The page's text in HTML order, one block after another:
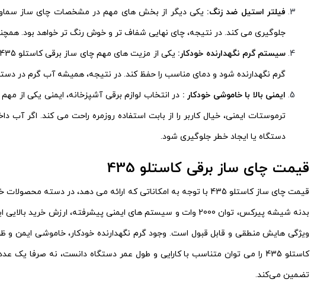
فیلتر استیل ضد زنگ:
جلوگیری می کند. در نتیجه، چای نهایی شفاف تر و خوش رنگ تر خواهد بود.
سیستم گرم نگهدارنده خودکار:
گرم نگهدارنده شود و دمای مناسب را حفظ کند. در نتیجه، همیشه آب گرم در
ایمنی بالا با خاموشی خودکار :
ترموستات ایمنی، خیال کاربر را از بابت استفاده روزمره راحت می کند.
دستگاه یا ایجاد خطر جلوگیری شود.
قیمت چای ساز برقی کاستلو 435
قیمت چای ساز کاستلو 435 با توجه به امکاناتی که ارائه می
ویژگی هایش منطقی و قابل قبول است. وجود گرم نگهدارنده خودکار، خاموشی ایمن
کاستلو 435 را می توان متناسب با کارایی و طول عمر دستگاه دانست، نه
تضمین می‌کند.